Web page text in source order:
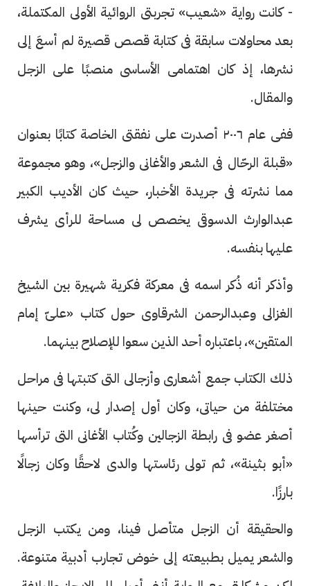
- كانت رواية «شعيب» تجربتى الروائية الأولى المكتملة،
بعد محاولات سابقة فى كتابة قصص قصيرة لم أسعَ إلى
نشرها، إذ كان اهتمامى الأساسى منصبًا على الزجل
والمقال.
ففى عام ٢٠٠٦ أصدرت على نفقتى الخاصة كتابًا بعنوان
«قبلة الرحّال فى الشعر والأغانى والزجل»، وهو مجموعة
مما نشرته فى جريدة الأخبار، حيث كان الأديب الكبير
عبدالوارث الدسوقى يخصص لى مساحة للرأى يشرف
عليها بنفسه.
وأذكر أنه ذُكر اسمه فى معركة فكرية شهيرة بين الشيخ
الغزالى وعبدالرحمن الشرقاوى حول كتاب «علىّ إمام
المتقين»، باعتباره أحد الذين سعوا للإصلاح بينهما.
ذلك الكتاب جمع أشعارى وأزجالى التى كتبتها فى مراحل
مختلفة من حياتى، وكان أول إصدار لى، وكنت حينها
أصغر عضو فى رابطة الزجالين وكُتاب الأغانى التى ترأسها
«أبو بثينة»، ثم تولى رئاستها والدى لاحقًا وكان زجالًا
بارزًا.
والحقيقة أن الزجل متأصل فينا، ومن يكتب الزجل
والشعر يميل بطبيعته إلى خوض تجارب أدبية متنوعة.